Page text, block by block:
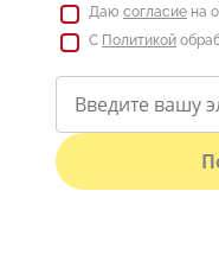
Даю согласие на
С Политикой